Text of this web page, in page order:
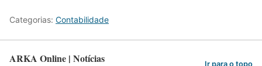
Categorias: Contabilidade
ARKA Online | Notícias Ir para o topo